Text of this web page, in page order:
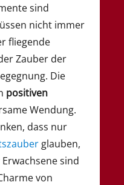
sind
nicht immer
fliegende
Zauber der
Die
positiven
Wendung.
dass nur
glauben,
sind
von